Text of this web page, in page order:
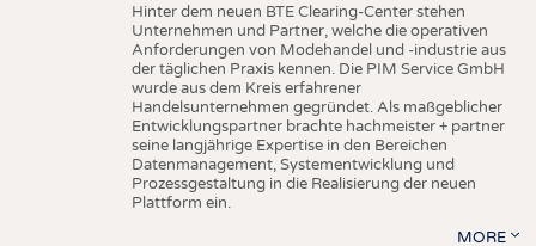
Hinter dem neuen BTE Clearing-Center stehen
Unternehmen und Partner, welche die operativen
Anforderungen von Modehandel und -industrie aus
der täglichen Praxis kennen. Die PIM Service GmbH
wurde aus dem Kreis erfahrener
Handelsunternehmen gegründet. Als maßgeblicher
Entwicklungspartner brachte hachmeister + partner
seine langjährige Expertise in den Bereichen
Datenmanagement, Systementwicklung und
Prozessgestaltung in die Realisierung der neuen
Plattform ein.
MORE